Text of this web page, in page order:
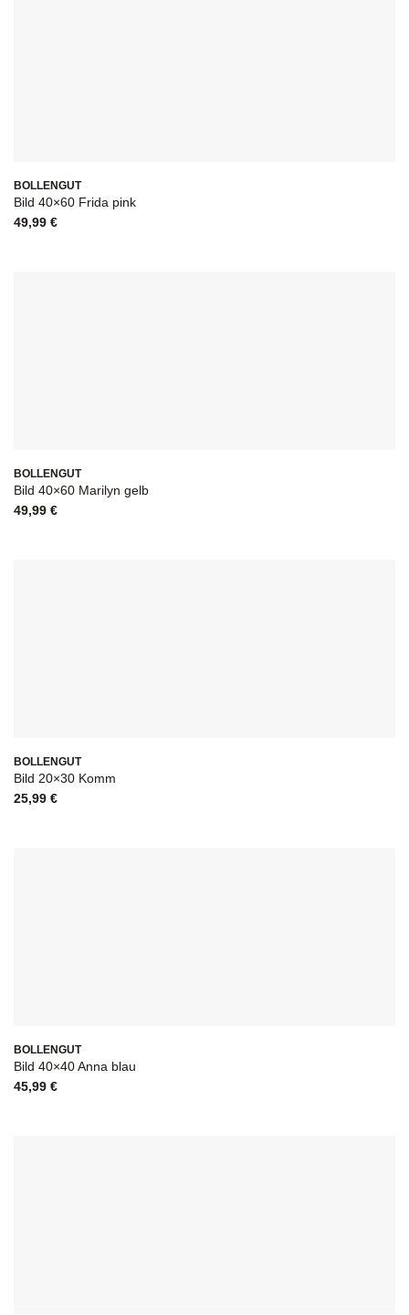
BOLLENGUT
Bild 40×60 Frida pink
49,99 €
BOLLENGUT
Bild 40×60 Marilyn gelb
49,99 €
BOLLENGUT
Bild 20×30 Komm
25,99 €
BOLLENGUT
Bild 40×40 Anna blau
45,99 €